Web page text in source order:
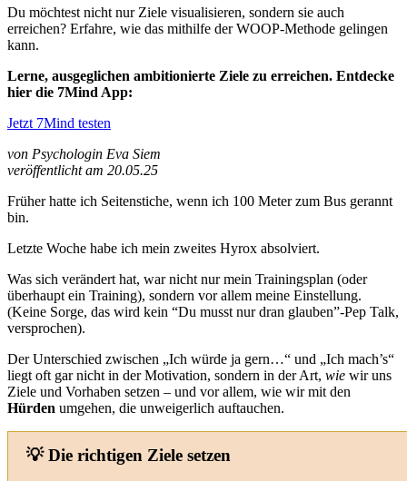
Du möchtest nicht nur Ziele visualisieren, sondern sie auch
erreichen? Erfahre, wie das mithilfe der WOOP-Methode gelingen
kann.
Lerne, ausgeglichen ambitionierte Ziele zu erreichen. Entdecke
hier die 7Mind App:
Jetzt 7Mind testen
von Psychologin Eva Siem
veröffentlicht am 20.05.25
Früher hatte ich Seitenstiche, wenn ich 100 Meter zum Bus gerannt
bin.
Letzte Woche habe ich mein zweites Hyrox absolviert.
Was sich verändert hat, war nicht nur mein Trainingsplan (oder
überhaupt ein Training), sondern vor allem meine Einstellung.
(Keine Sorge, das wird kein “Du musst nur dran glauben”-Pep Talk,
versprochen).
Der Unterschied zwischen „Ich würde ja gern…“ und „Ich mach’s“
liegt oft gar nicht in der Motivation, sondern in der Art, wie wir uns
Ziele und Vorhaben setzen – und vor allem, wie wir mit den
Hürden umgehen, die unweigerlich auftauchen.
💡 Die richtigen Ziele setzen